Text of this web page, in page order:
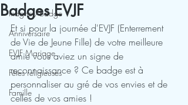
magnet/badge
Anniversaire
EVJF Mariage
Fêtes religieuses
Famille
Badges EVJF
Et si pour la journée d'EVJF (Enterrement
de Vie de Jeune Fille) de votre meilleure
amie vous aviez un signe de
reconnaissance ? Ce badge est à
personnaliser au gré de vos envies et de
celles de vos amies !